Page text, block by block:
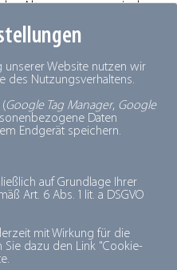
unserer Website nutzen wir
des Nutzungsverhaltens.
Google Tag Manager, Google
Daten
Endgerät speichern.
auf Grundlage Ihrer
Art. 6 Abs. 1 lit. a DSGVO
mit Wirkung für die
dazu den Link "Cookie-
Altersgruppe zwischen
der Befragten
für die Befragten
„Gesundes
um
über die richtige
bei ihren